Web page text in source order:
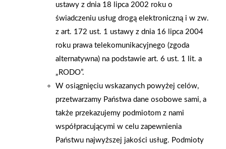
AKTUALNOŚCI
ustawy z dnia 18 lipca 2002 roku o
świadczeniu usług drogą elektroniczną i w zw.
z art. 172 ust. 1 ustawy z dnia 16 lipca 2004
roku prawa telekomunikacyjnego (zgoda
alternatywna) na podstawie art. 6 ust. 1 lit. a
„RODO”.
W osiągnięciu wskazanych powyżej celów,
przetwarzamy Państwa dane osobowe sami, a
także przekazujemy podmiotom z nami
współpracującymi w celu zapewnienia
Państwu najwyższej jakości usług. Podmioty